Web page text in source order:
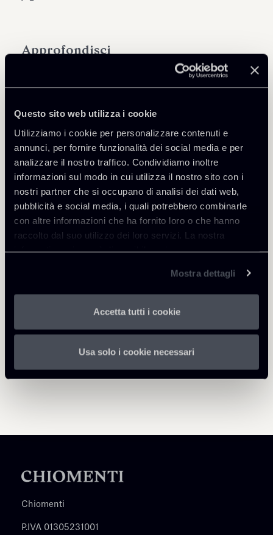
Questo sito web utilizza i cookie
Utilizziamo i cookie per personalizzare contenuti e
annunci, per fornire funzionalità dei social media e per
analizzare il nostro traffico. Condividiamo inoltre
informazioni sul modo in cui utilizza il nostro sito con i
nostri partner che si occupano di analisi dei dati web,
pubblicità e social media, i quali potrebbero combinarle
con altre informazioni che ha fornito loro o che hanno
raccolto dal suo utilizzo dei loro servizi. La nostra
informativa privacy è disponibilequi.
Mostra dettagli
Accetta tutti i cookie
Usa solo i cookie necessari
Approfondisci
Scarica Allegati
2610-Newsletter-Practice-
Area-IP.pdf
840 Kb
Torna agli Insights
Chiomenti
P.IVA 01305231001